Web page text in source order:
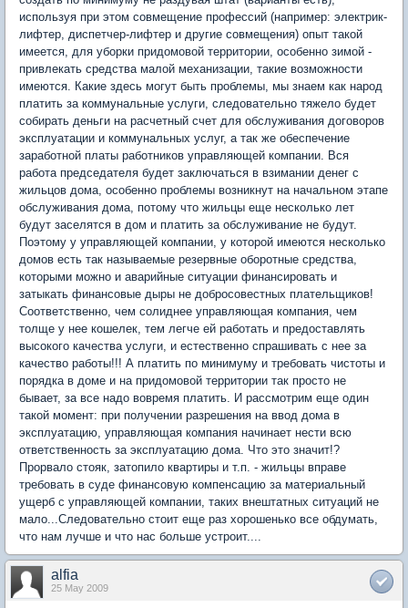
используя при этом совмещение профессий (например: электрик-
лифтер, диспетчер-лифтер и другие совмещения) опыт такой
имеется, для уборки придомовой территории, особенно зимой -
привлекать средства малой механизации, такие возможности
имеются. Какие здесь могут быть проблемы, мы знаем как народ
платить за коммунальные услуги, следовательно тяжело будет
собирать деньги на расчетный счет для обслуживания договоров
эксплуатации и коммунальных услуг, а так же обеспечение
заработной платы работников управляющей компании. Вся
работа председателя будет заключаться в взимании денег с
жильцов дома, особенно проблемы возникнут на начальном этапе
обслуживания дома, потому что жильцы еще несколько лет
будут заселятся в дом и платить за обслуживание не будут.
Поэтому у управляющей компании, у которой имеются несколько
домов есть так называемые резервные оборотные средства,
которыми можно и аварийные ситуации финансировать и
затыкать финансовые дыры не добросовестных плательщиков!
Соответственно, чем солиднее управляющая компания, чем
толще у нее кошелек, тем легче ей работать и предоставлять
высокого качества услуги, и естественно спрашивать с нее за
качество работы!!! А платить по минимуму и требовать чистоты и
порядка в доме и на придомовой территории так просто не
бывает, за все надо вовремя платить. И рассмотрим еще один
такой момент: при получении разрешения на ввод дома в
эксплуатацию, управляющая компания начинает нести всю
ответственность за эксплуатацию дома. Что это значит!?
Прорвало стояк, затопило квартиры и т.п. - жильцы вправе
требовать в суде финансовую компенсацию за материальный
ущерб с управляющей компании, таких внештатных ситуаций не
мало...Следовательно стоит еще раз хорошенько все обдумать,
что нам лучше и что нас больше устроит....
alfia
25 May 2009